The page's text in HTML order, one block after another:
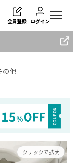
会員登録 ログイン
の他
クリックで拡大